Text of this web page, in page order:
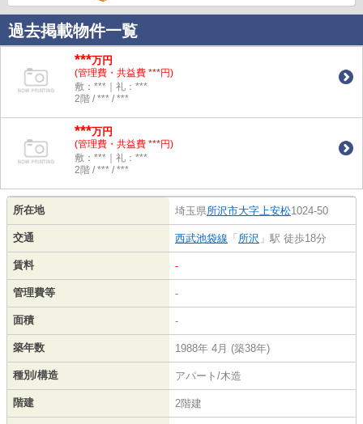
過去掲載物件一覧
***万円
(管理費・共益費 ***円)
敷：***｜礼：***
2階 / *** / ***
***万円
(管理費・共益費 ***円)
敷：***｜礼：***
2階 / *** / ***
所在地 埼玉県所沢市大字上安松1024-50
交通 西武池袋線 「 所沢 」駅 徒歩18分
賃料 -
管理費等 -
面積 -
築年数 1988年 4月 (築38年)
種別/構造 アパート/木造
階建 2階建